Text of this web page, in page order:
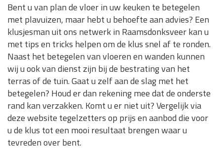
Bent u van plan de vloer in uw keuken te betegelen
met plavuizen, maar hebt u behoefte aan advies? Een
klusjesman uit ons netwerk in Raamsdonksveer kan u
met tips en tricks helpen om de klus snel af te ronden.
Naast het betegelen van vloeren en wanden kunnen
wij u ook van dienst zijn bij de bestrating van het
terras of de tuin. Gaat u zelf aan de slag met het
betegelen? Houd er dan rekening mee dat de onderste
rand kan verzakken. Komt u er niet uit? Vergelijk via
deze website tegelzetters op prijs en aanbod die voor
u de klus tot een mooi resultaat brengen waar u
tevreden over bent.